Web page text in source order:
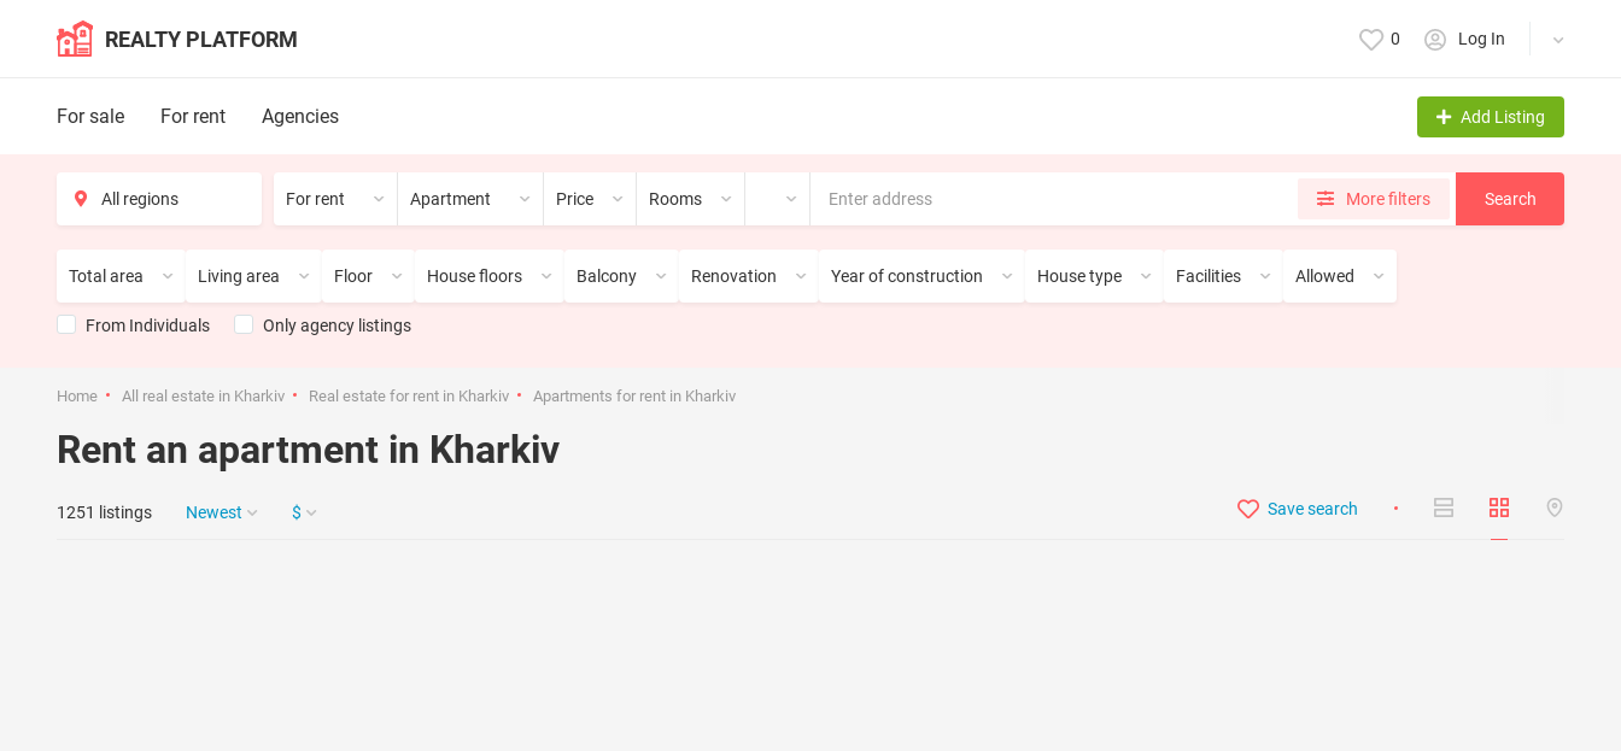
REALTY PLATFORM 0 Log In
For sale For rent Agencies Add Listing
For rent Apartment Price Rooms More filters Search
Total area Living area Floor House floors Balcony Renovation Year of construction House type Facilities Allowed
From Individuals Only agency listings
Home All real estate in Kharkiv Real estate for rent in Kharkiv Apartments for rent in Kharkiv
Rent an apartment in Kharkiv
1251 listings Newest $ Save search